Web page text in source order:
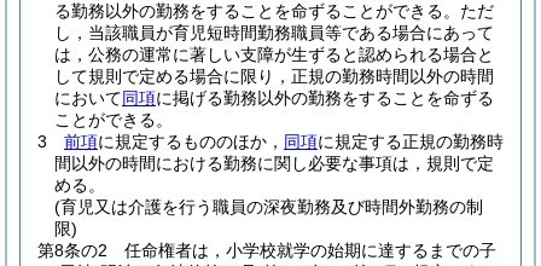
る勤務以外の勤務をすることを命ずることができる。 ただ
し，当該職員が育児短時間勤務職員等である場合にあって
は，公務の運常に著しい支障が生ずると認められる場合と
して規則で定める場合に限り，正規の勤務時間以外の時間
において同項に掲げる勤務以外の勤務をすることを命ずる
ことができる。
3
前項に規定するもののほか， 同項に規定する正規の勤務時
間以外の時間における勤務に関し必要な事項は，規則で定
める。
(育児又は介護を行う職員の深夜勤務及び時間外勤務の制
限)
第8条の2
任命権者は，小学校就学の始期に達するまでの子